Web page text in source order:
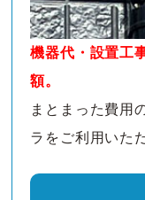
機器代・設置工
額。
まとまった費用
ラをご利用いた